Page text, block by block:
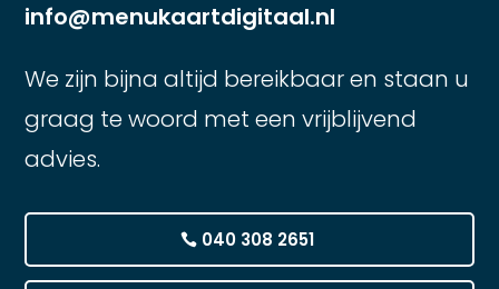
info@menukaartdigitaal.nl
We zijn bijna altijd bereikbaar en staan u
graag te woord met een vrijblijvend
advies.
040 308 2651